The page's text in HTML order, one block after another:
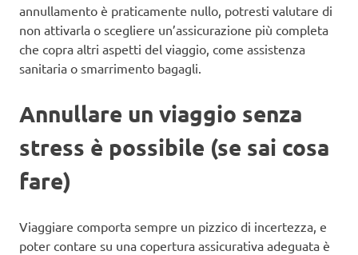
annullamento è praticamente nullo, potresti valutare di
non attivarla o scegliere un’assicurazione più completa
che copra altri aspetti del viaggio, come assistenza
sanitaria o smarrimento bagagli.
Annullare un viaggio senza
stress è possibile (se sai cosa
fare)
Viaggiare comporta sempre un pizzico di incertezza, e
poter contare su una copertura assicurativa adeguata è